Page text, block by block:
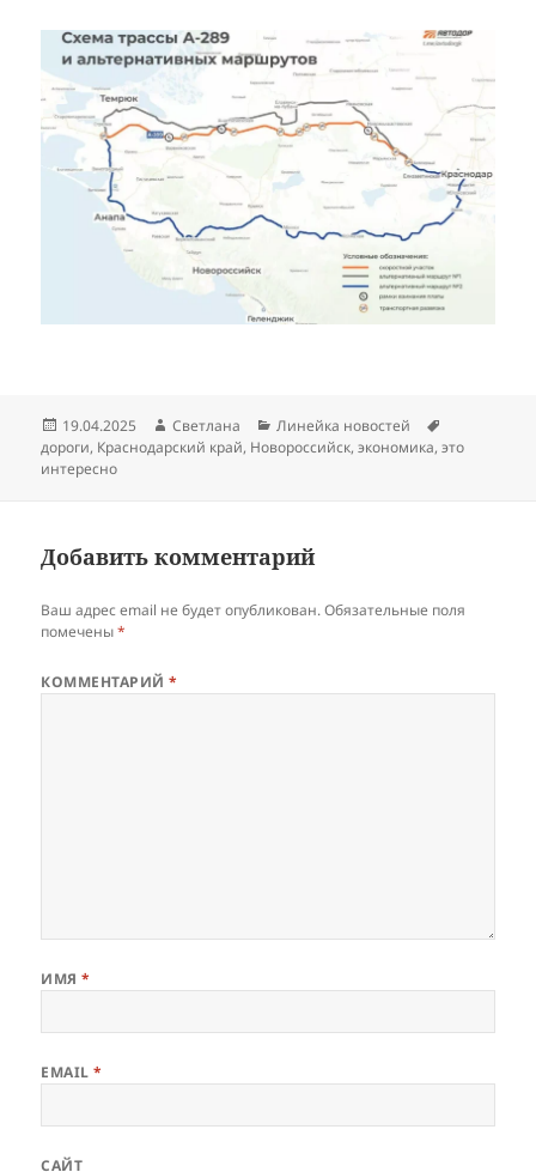
Опубликовано
19.04.2025 Автор
Светлана Рубрики
Линейка новостей
дороги, Краснодарский край, Новороссийск,экономика,это
интересно
Добавить комментарий
Ваш адрес email не будет опубликован. Обязательные поля
помечены*
КОММЕНТАРИЙ*
ИМЯ*
EMAIL*
САЙТ